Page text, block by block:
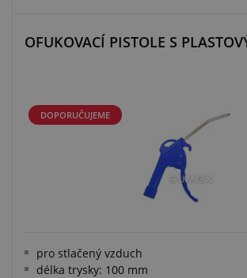
OFUKOVACÍ PISTOLE S
DOPORUČUJEME
pro stlačený vzduch
délka trysky: 100 mm